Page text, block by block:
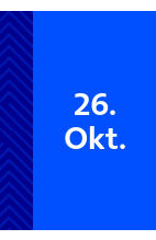
26.
Okt.